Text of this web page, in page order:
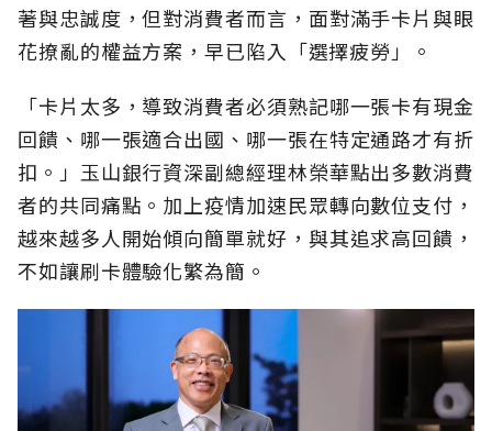
著與忠誠度，但對消費者而言，面對滿手卡片與眼
花撩亂的權益方案，早已陷入「選擇疲勞」。
「卡片太多，導致消費者必須熟記哪一張卡有現金
回饋、哪一張適合出國、哪一張在特定通路才有折
扣。」玉山銀行資深副總經理林榮華點出多數消費
者的共同痛點。加上疫情加速民眾轉向數位支付，
越來越多人開始傾向簡單就好，與其追求高回饋，
不如讓刷卡體驗化繁為簡。